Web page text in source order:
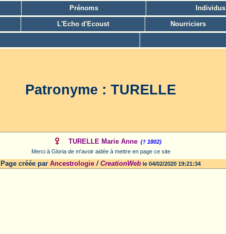
Prénoms Individus
L'Echo d'Ecoust Nourriciers
Patronyme : TURELLE
TURELLE Marie Anne († 1802)
Merci à Gloria de m'avoir aidée à mettre en page ce site
Page créée par Ancestrologie/ CreationWeble 04/02/2020 19:21:34